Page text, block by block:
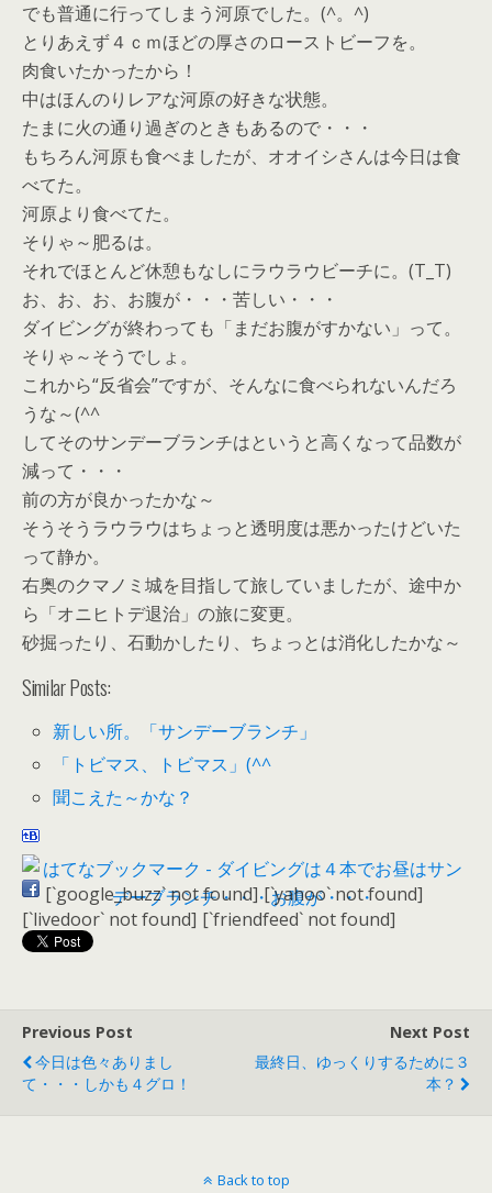
でも普通に行ってしまう河原でした。(^。^)
とりあえず４ｃｍほどの厚さのローストビーフを。
肉食いたかったから！
中はほんのりレアな河原の好きな状態。
たまに火の通り過ぎのときもあるので・・・
もちろん河原も食べましたが、オオイシさんは今日は食
べてた。
河原より食べてた。
そりゃ～肥るは。
それでほとんど休憩もなしにラウラウビーチに。(T_T)
お、お、お、お腹が・・・苦しい・・・
ダイビングが終わっても「まだお腹がすかない」って。
そりゃ～そうでしょ。
これから“反省会”ですが、そんなに食べられないんだろ
うな～(^^ゞ
してそのサンデーブランチはというと高くなって品数が
減って・・・
前の方が良かったかな～
そうそうラウラウはちょっと透明度は悪かったけどいた
って静か。
右奥のクマノミ城を目指して旅していましたが、途中か
ら「オニヒトデ退治」の旅に変更。
砂掘ったり、石動かしたり、ちょっとは消化したかな～
Similar Posts:
新しい所。「サンデーブランチ」
「トビマス、トビマス」(^^ゞ
聞こえた～かな？
[`google_buzz` not found] [`yahoo` not found]
[`livedoor` not found] [`friendfeed` not found]
Previous Post
今日は色々ありまし
て・・・しかも４グロ！
Next Post
最終日、ゆっくりするために３
本？
Back to top